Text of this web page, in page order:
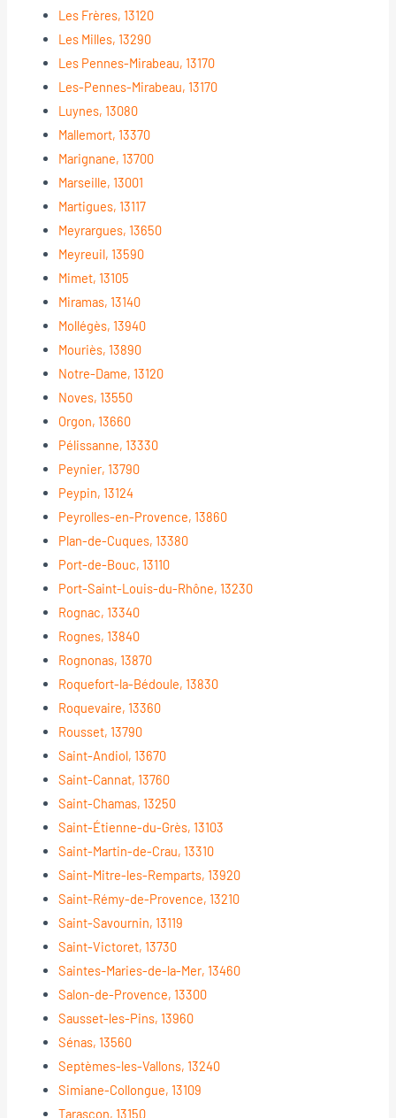
Les Frères, 13120
Les Milles, 13290
Les Pennes-Mirabeau, 13170
Les-Pennes-Mirabeau, 13170
Luynes, 13080
Mallemort, 13370
Marignane, 13700
Marseille, 13001
Martigues, 13117
Meyrargues, 13650
Meyreuil, 13590
Mimet, 13105
Miramas, 13140
Mollégès, 13940
Mouriès, 13890
Notre-Dame, 13120
Noves, 13550
Orgon, 13660
Pélissanne, 13330
Peynier, 13790
Peypin, 13124
Peyrolles-en-Provence, 13860
Plan-de-Cuques, 13380
Port-de-Bouc, 13110
Port-Saint-Louis-du-Rhône, 13230
Rognac, 13340
Rognes, 13840
Rognonas, 13870
Roquefort-la-Bédoule, 13830
Roquevaire, 13360
Rousset, 13790
Saint-Andiol, 13670
Saint-Cannat, 13760
Saint-Chamas, 13250
Saint-Étienne-du-Grès, 13103
Saint-Martin-de-Crau, 13310
Saint-Mitre-les-Remparts, 13920
Saint-Rémy-de-Provence, 13210
Saint-Savournin, 13119
Saint-Victoret, 13730
Saintes-Maries-de-la-Mer, 13460
Salon-de-Provence, 13300
Sausset-les-Pins, 13960
Sénas, 13560
Septèmes-les-Vallons, 13240
Simiane-Collongue, 13109
Tarascon, 13150